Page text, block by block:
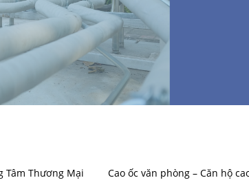
Tâm Thương Mại Cao ốc văn phòng – Căn hộ